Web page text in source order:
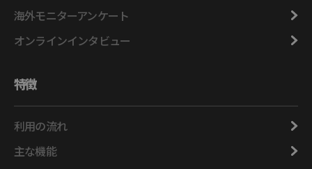
海外モニターアンケート
オンラインインタビュー
特徴
利用の流れ
主な機能